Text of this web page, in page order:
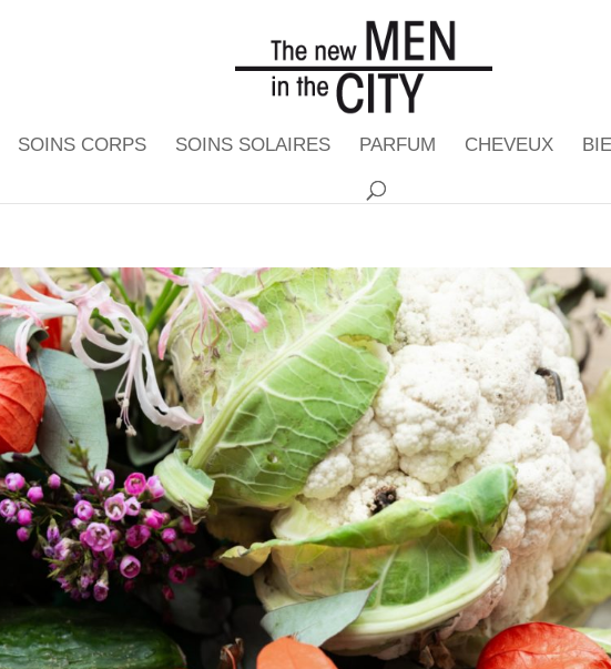
SOINS CORPS SOINS SOLAIRES PARFUM CHEVEUX